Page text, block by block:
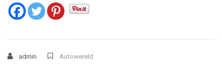
admin Autowereld